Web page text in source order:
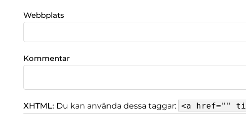
Webbplats
Kommentar
XHTML: Du kan använda dessa taggar: <a href=""